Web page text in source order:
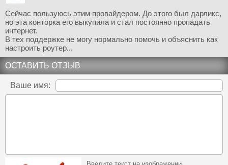
Сейчас пользуюсь этим провайдером. До этого был дарликс,
но эта конторка его выкупила и стал постоянно пропадать
интернет.
В тех поддержке не могу нормально помочь и объяснить как
настроить роутер...
ОСТАВИТЬ ОТЗЫВ
Ваше имя: